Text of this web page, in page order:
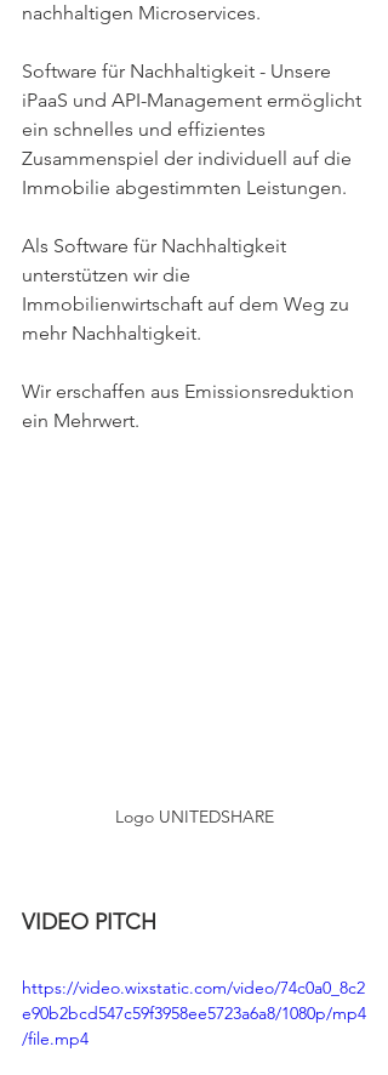
nachhaltigen Microservices.
Software für Nachhaltigkeit - Unsere
iPaaS und API-Management ermöglicht
ein schnelles und effizientes
Zusammenspiel der individuell auf die
Immobilie abgestimmten Leistungen.
Als Software für Nachhaltigkeit
unterstützen wir die
Immobilienwirtschaft auf dem Weg zu
mehr Nachhaltigkeit.
Wir erschaffen aus Emissionsreduktion
ein Mehrwert.
Logo UNITEDSHARE
VIDEO PITCH
https://video.wixstatic.com/video/74c0a0_8c2
e90b2bcd547c59f3958ee5723a6a8/1080p/mp4
/file.mp4